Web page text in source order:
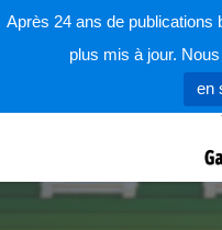
Après 24 ans de publications
plus mis à jour.
en